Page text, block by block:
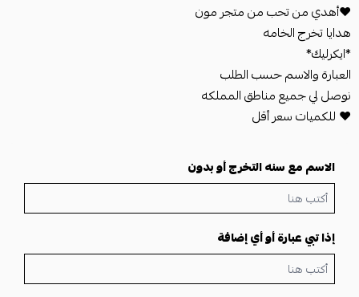
❤️أهدي من تحب من متجر مون
هدايا تخرج الخامه
*ايكرليك*
العبارة والاسم حسب الطلب
نوصل لي جميع مناطق المملكه
❤️ للكميات سعر أقل
الاسم مع سنه التخرج أو بدون
إذا تبي عبارة أو أي إضافة